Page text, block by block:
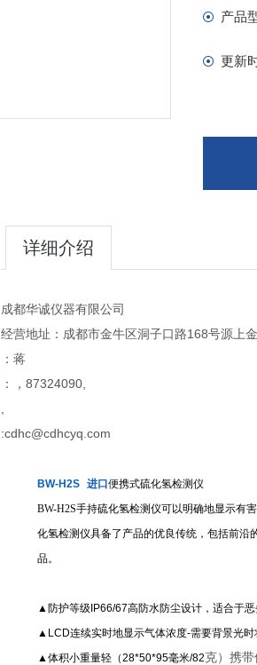
产品
更新
详细介绍
成都华诚仪器有限公司
经营地址：成都市金牛区洞子口路168号源上
：蒋
：，87324090,
:cdhc@cdhcyq.com
BW-H2S 进口 便携式硫化氢检测仪
BW-H2S手持硫化氢检测仪可以明确地显示有
化氢检测仪具备了产品的优良传统，包括前沿
品。
▲ 防护等级 IP66/67高防水防尘设计，适合于
▲LCD连续实时地显示气体浓度-需要背景光
▲体积小重量轻（28*50*95毫米/82克）携